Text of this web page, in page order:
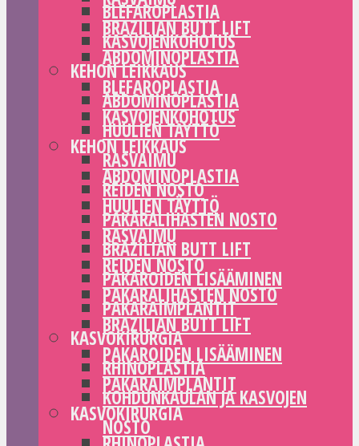
BLEFAROPLASTIA
KASVOJENKOHOTUS
KEHON LEIKKAUS
ABDOMINOPLASTIA
HUULIEN TÄYTTÖ
RASVAIMU
REIDEN NOSTO
PAKARALIHASTEN NOSTO
BRAZILIAN BUTT LIFT
PAKAROIDEN LISÄÄMINEN
PAKARAIMPLANTIT
KASVOKIRURGIA
RHINOPLASTIA
KOHDUNKAULAN JA KASVOJEN
NOSTO
BRAZILIAN BUTT LIFT
ABDOMINOPLASTIA
BLEFAROPLASTIA
KASVOJENKOHOTUS
KEHON LEIKKAUS
ABDOMINOPLASTIA
HUULIEN TÄYTTÖ
RASVAIMU
REIDEN NOSTO
PAKARALIHASTEN NOSTO
BRAZILIAN BUTT LIFT
PAKAROIDEN LISÄÄMINEN
PAKARAIMPLANTIT
KASVOKIRURGIA